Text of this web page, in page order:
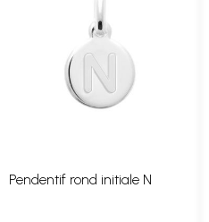
Pendentif rond initiale N